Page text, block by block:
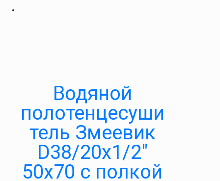
Водяной
полотенцесуши
тель Змеевик
D38/20х1/2″
50х70 с полкой